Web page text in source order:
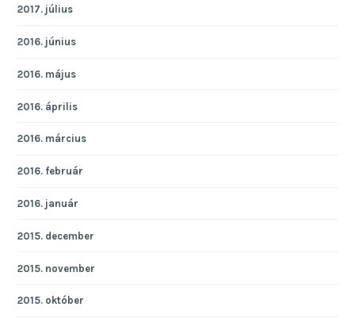
2017. július
2016. június
2016. május
2016. április
2016. március
2016. február
2016. január
2015. december
2015. november
2015. október